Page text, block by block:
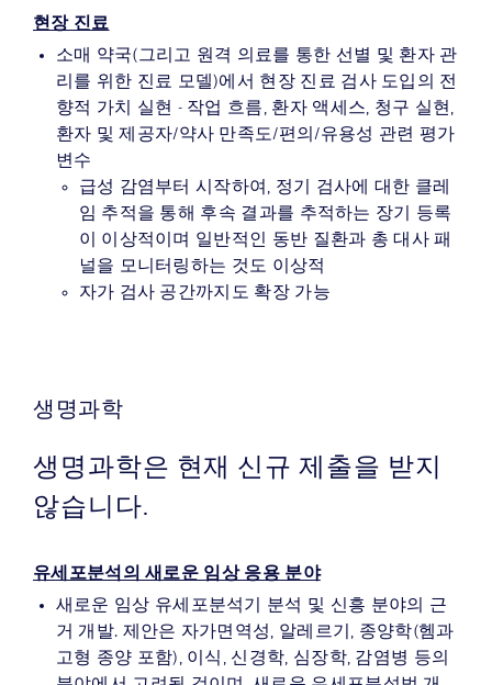
현장 진료
소매 약국(그리고 원격 의료를 통한 선별 및 환자 관
리를 위한 진료 모델)에서 현장 진료 검사 도입의 전
향적 가치 실현 - 작업 흐름, 환자 액세스, 청구 실현,
환자 및 제공자/약사 만족도/편의/유용성 관련 평가
변수
급성 감염부터 시작하여, 정기 검사에 대한 클레
임 추적을 통해 후속 결과를 추적하는 장기 등록
이 이상적이며 일반적인 동반 질환과 총 대사 패
널을 모니터링하는 것도 이상적
자가 검사 공간까지도 확장 가능
생명과학
생명과학은 현재 신규 제출을 받지
않습니다.
유세포분석의 새로운 임상 응용 분야
새로운 임상 유세포분석기 분석 및 신흥 분야의 근
거 개발. 제안은 자가면역성, 알레르기, 종양학(헴과
고형 종양 포함), 이식, 신경학, 심장학, 감염병 등의